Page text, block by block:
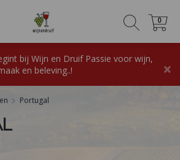
0
0
bij Wijn en Druif Passie voor wijn,
en beleving..!
×
Portugal